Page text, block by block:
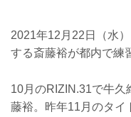
2021年12月22日（水
する斎藤裕が都内で練
10月のRIZIN.31で牛久
藤裕。昨年11月のタイ